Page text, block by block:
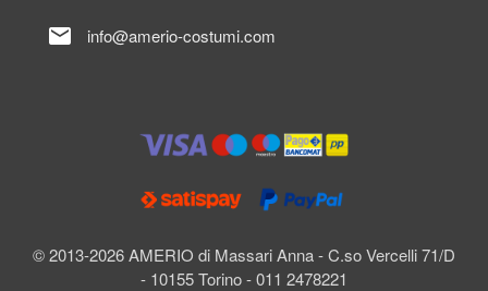
© 2013-2026 AMERIO di Massari Anna - C.so Vercelli 71/D
- 10155 Torino - 011 2478221
mail info@amerio-costumi.com